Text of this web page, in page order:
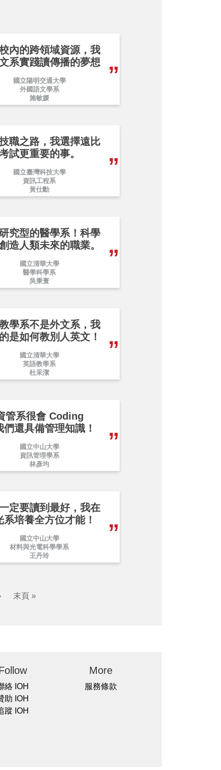
內的跨領域資源，我
系實踐讀傳播的夢想
國立陽明交通大學
外國語文學系
施敏媛
職之路，我選擇遠比
試更重要的事。
國立臺灣科技大學
資訊工程系
黃仕勳
究型的醫學系！科學
造人類未來的職業。
國立清華大學
醫學科學系
吳秉寰
學系不是外文系，我
是如何教別人英文！
國立清華大學
英語教學系
杜采潔
管系很會 Coding
們還具備管理知識！
國立中山大學
資訊管理學系
林彥均
定要讀到最好，我在
系培養全方位才能！
國立中山大學
材料與光電科學學系
王丹玲
末頁 »
絡 IOH
助 IOH
蹤 IOH
More
服務條款